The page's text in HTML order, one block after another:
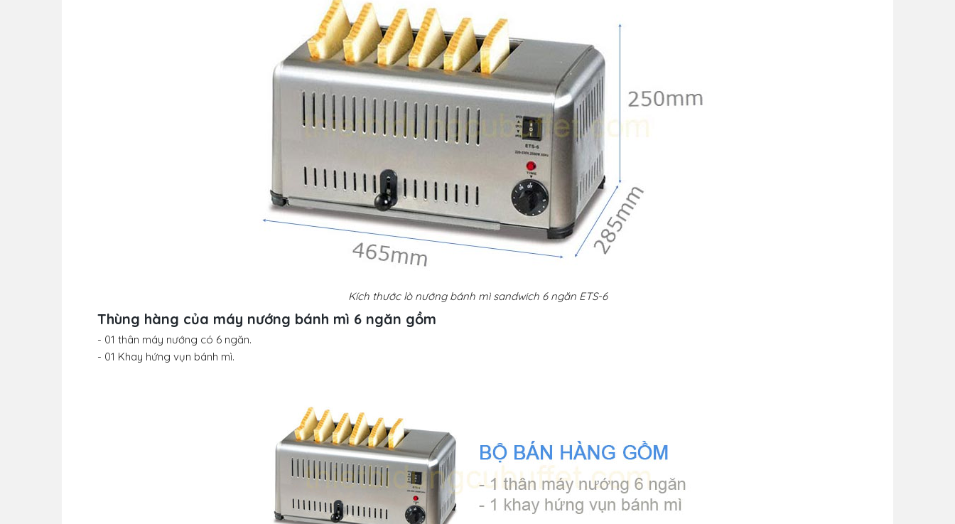
Kích thước lò nướng bánh mì sandwich 6 ngăn ETS-6
Thùng hàng của máy nướng bánh mì 6 ngăn gồm
- 01 thân máy nướng có 6 ngăn.
- 01 Khay hứng vụn bánh mì.